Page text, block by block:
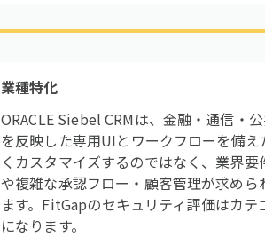
業種特化
ORACLE Siebel CRMは、金融・通信・
を反映した専用UIとワークフローを備
くカスタマイズするのではなく、業界
や複雑な承認フロー・顧客管理が求め
ます。FitGapのセキュリティ評価はカ
になります。